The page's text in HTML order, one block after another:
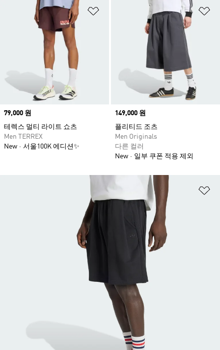
위시리스트 담기
Price
79,000 원
테렉스 멀티 라이트 쇼츠
Men TERREX
New
서울100K 에디션✨
Price
149,000 원
플리티드 조츠
Men Originals
다른 컬러
New
일부 쿠폰 적용 제외